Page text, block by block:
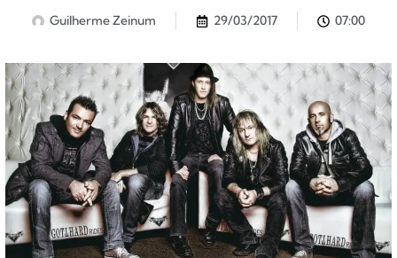
Guilherme Zeinum 29/03/2017 07:00